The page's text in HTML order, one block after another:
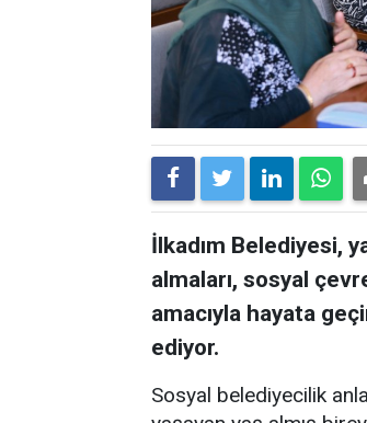
İlkadım Belediyesi,
almaları, sosyal
amacıyla hayata
ediyor.
Sosyal belediyecilik